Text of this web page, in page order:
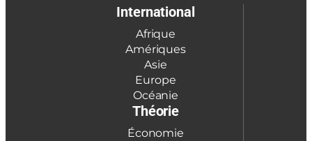
International
Afrique
Amériques
Asie
Europe
Océanie
Théorie
Économie